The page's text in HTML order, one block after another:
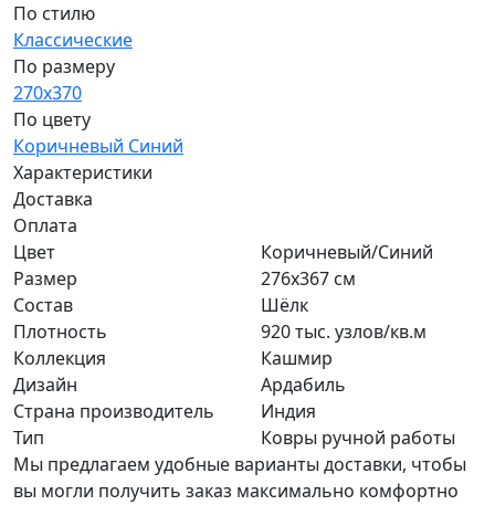
По стилю
Классические
По размеру
270x370
По цвету
Коричневый Синий
Характеристики
Доставка
Оплата
Цвет
Коричневый/Синий
Размер
276x367 см
Состав
Шёлк
Плотность
920 тыс. узлов/кв.м
Коллекция
Кашмир
Дизайн
Ардабиль
Страна производитель
Индия
Тип
Ковры ручной работы
Мы предлагаем удобные варианты доставки, чтобы
вы могли получить заказ максимально комфортно